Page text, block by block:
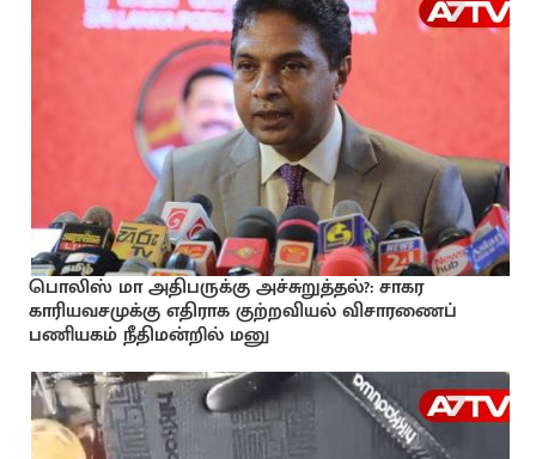
பொலிஸ் மா அதிபருக்கு அச்சுறுத்தல்?: சாகர
காரியவசமுக்கு எதிராக குற்றவியல் விசாரணைப்
பணியகம் நீதிமன்றில் மனு